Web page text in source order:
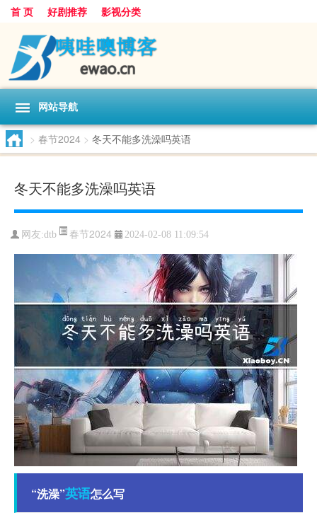
首 页 好剧推荐 影视分类
网站导航
> 春节2024 > 冬天不能多洗澡吗英语
冬天不能多洗澡吗英语
网友:dtb 春节2024 2024-02-08 11:09:54
“洗澡”英语怎么写